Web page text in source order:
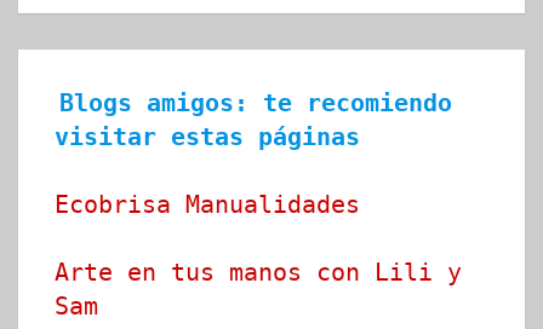
Blogs amigos: te recomiendo
visitar estas páginas
Ecobrisa Manualidades
Arte en tus manos con Lili y
Sam